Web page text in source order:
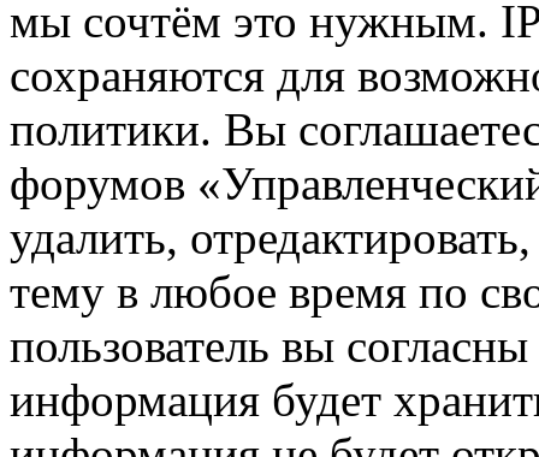
мы сочтём это нужным.
сохраняются для
политики. Вы
форумов
удалить,
тему в любое время по
пользователь вы
информация будет